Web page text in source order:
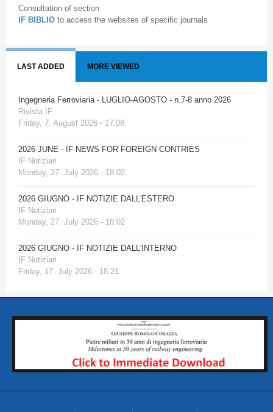
Consultation of section
IF BIBLIO to access the websites of specific journals
LAST ADDED MORE VIEWED
Ingegneria Ferroviaria - LUGLIO-AGOSTO - n.7-8 anno 2026
Rivista IF
Friday, 7. August 2026 - 17:08
2026 JUNE - IF NEWS FOR FOREIGN CONTRIES
IF Notiziari
Monday, 27. July 2026 - 18:02
2026 GIUGNO - IF NOTIZIE DALL'ESTERO
IF Notiziari
Monday, 27. July 2026 - 18:02
2026 GIUGNO - IF NOTIZIE DALL'INTERNO
IF Notiziari
Friday, 17. July 2026 - 18:21